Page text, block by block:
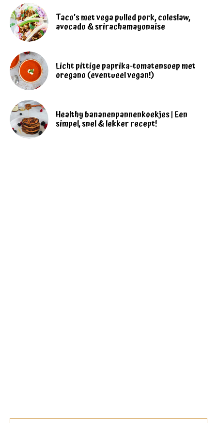
Taco’s met vega pulled pork, coleslaw,
avocado & srirachamayonaise
Licht pittige paprika-tomatensoep met
oregano (eventueel vegan!)
Healthy bananenpannenkoekjes | Een
simpel, snel & lekker recept!